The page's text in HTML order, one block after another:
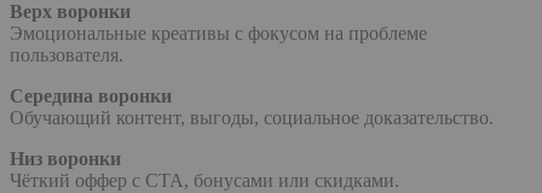
Верх воронки
Эмоциональные креативы с фокусом на проблеме
пользователя.
Середина воронки
Обучающий контент, выгоды, социальное доказательство.
Низ воронки
Чёткий оффер с CTA, бонусами или скидками.